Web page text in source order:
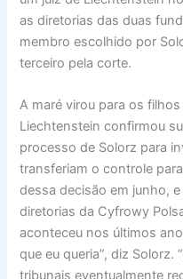
as diretorias das duas
membro escolhido por
terceiro pela corte.
A maré virou para os
Liechtenstein confirmou
processo de Solorz para
transferiam o controle
dessa decisão em junho,
diretorias da Cyfrowy
aconteceu nos últimos
que eu queria”, diz
tribunais eventualmente